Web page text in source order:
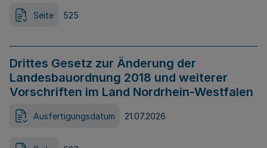
Seite 525
Drittes Gesetz zur Änderung der
Landesbauordnung 2018 und weiterer
Vorschriften im Land Nordrhein-Westfalen
Ausfertigungsdatum 21.07.2026